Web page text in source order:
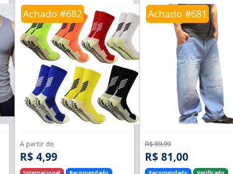
Achado #682
A partir de
R$ 4,99
Internacional Recomendado
Achado #681
R$ 89,99
R$ 81,00
Recomendado Verificado